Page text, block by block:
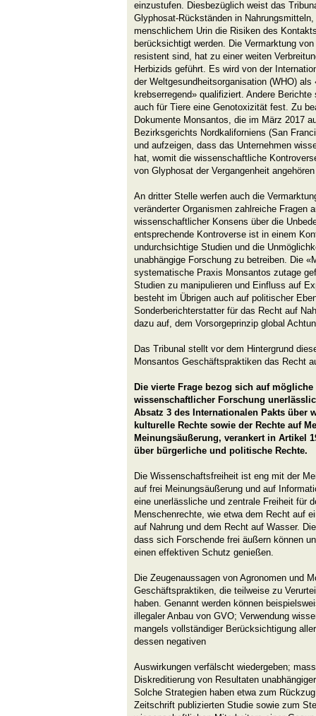
einzustufen. Diesbezüglich weist das
Glyphosat-Rückständen in
menschlichem Urin die Risiken des
berücksichtigt werden. Die Vermarktung
resistent sind, hat zu einer weiten
Herbizids geführt. Es wird von der
der Weltgesundheitsorganisation (WHO)
krebserregend» qualifiziert. Andere
auch für Tiere eine Genotoxizität fest. Zu
Dokumente Monsantos, die im März 2017
Bezirksgerichts Nordkaliforniens (San
und aufzeigen, dass das Unternehmen
hat, womit die wissenschaftliche
von Glyphosat der Vergangenheit
An dritter Stelle werfen auch die
veränderter Organismen zahlreiche Fragen
wissenschaftlicher Konsens über die
entsprechende Kontroverse ist in einem
undurchsichtige Studien und die
unabhängige Forschung zu betreiben. Die
systematische Praxis Monsantos zutage
Studien zu manipulieren und Einfluss auf
besteht im Übrigen auch auf politischer
Sonderberichterstatter für das Recht auf
dazu auf, dem Vorsorgeprinzip global
Das Tribunal stellt vor dem Hintergrund
Monsantos Geschäftspraktiken das Recht
Die vierte Frage bezog sich auf
wissenschaftlicher Forschung
Absatz 3 des Internationalen Pakts über
kulturelle Rechte sowie der Rechte auf
Meinungsäußerung, verankert in Artikel
über bürgerliche und politische Rechte.
Die Wissenschaftsfreiheit ist eng mit der
auf frei Meinungsäußerung und auf
eine unerlässliche und zentrale Freiheit für
Menschenrechte, wie etwa dem Recht auf
auf Nahrung und dem Recht auf Wasser.
dass sich Forschende frei äußern können
einen effektiven Schutz genießen.
Die Zeugenaussagen von Agronomen und
Geschäftspraktiken, die teilweise zu
haben. Genannt werden können
illegaler Anbau von GVO; Verwendung
mangels vollständiger Berücksichtigung
dessen negativen
Auswirkungen verfälscht wiedergeben;
Diskreditierung von Resultaten
Solche Strategien haben etwa zum
Zeitschrift publizierten Studie sowie zum